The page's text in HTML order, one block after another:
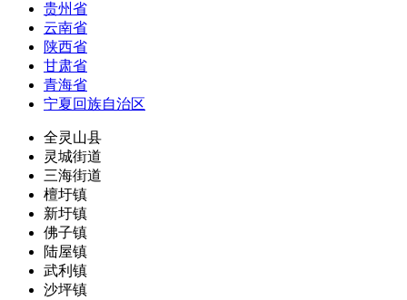
贵州省
云南省
陕西省
甘肃省
青海省
宁夏回族自治区
全灵山县
灵城街道
三海街道
檀圩镇
新圩镇
佛子镇
陆屋镇
武利镇
沙坪镇